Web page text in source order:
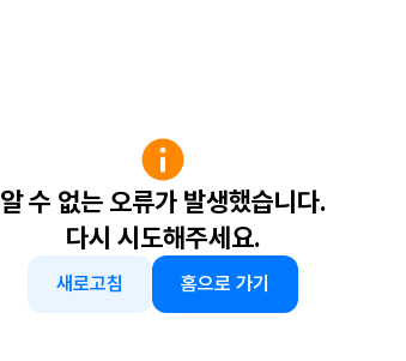
알 수 없는 오류가 발생했습니다.
다시 시도해주세요.
새로고침 홈으로 가기